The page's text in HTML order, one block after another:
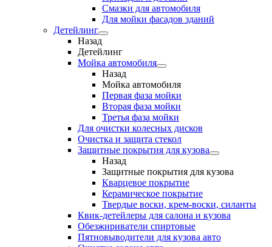
Смазки для автомобиля
Для мойки фасадов зданий
Детейлинг
Назад
Детейлинг
Мойка автомобиля
Назад
Мойка автомобиля
Первая фаза мойки
Вторая фаза мойки
Третья фаза мойки
Для очистки колесных дисков
Очистка и защита стекол
Защитные покрытия для кузова
Назад
Защитные покрытия для кузова
Кварцевое покрытие
Керамическое покрытие
Твердые воски, крем-воски, силанты
Квик-детейлеры для салона и кузова
Обезжириватели спиртовые
Пятновыводители для кузова авто